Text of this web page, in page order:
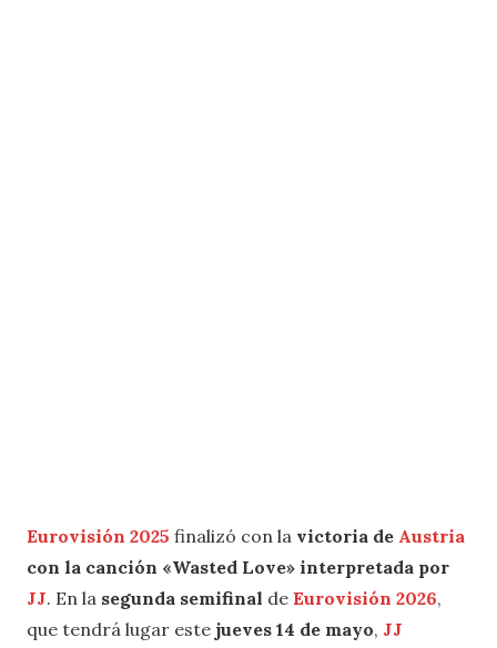
Eurovisión 2025 finalizó con la victoria de Austria
con la canción «Wasted Love» interpretada por
JJ. En la segunda semifinal de Eurovisión 2026,
que tendrá lugar este jueves 14 de mayo, JJ